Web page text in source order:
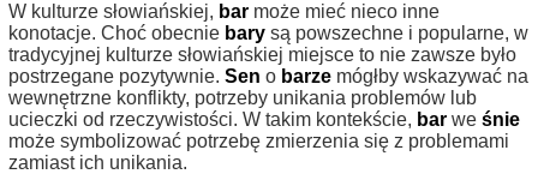
W kulturze słowiańskiej, bar może mieć nieco inne
konotacje. Choć obecnie bary są powszechne i popularne, w
tradycyjnej kulturze słowiańskiej miejsce to nie zawsze było
postrzegane pozytywnie. Sen o barze mógłby wskazywać na
wewnętrzne konflikty, potrzeby unikania problemów lub
ucieczki od rzeczywistości. W takim kontekście, bar we śnie
może symbolizować potrzebę zmierzenia się z problemami
zamiast ich unikania.